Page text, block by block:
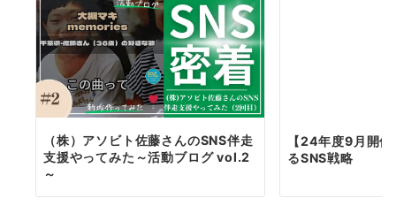
（株）アソビト佐藤さんのSNS伴走
支援やってみた～活動ブログ vol.2
～
【24年度9月開
るSNS戦略